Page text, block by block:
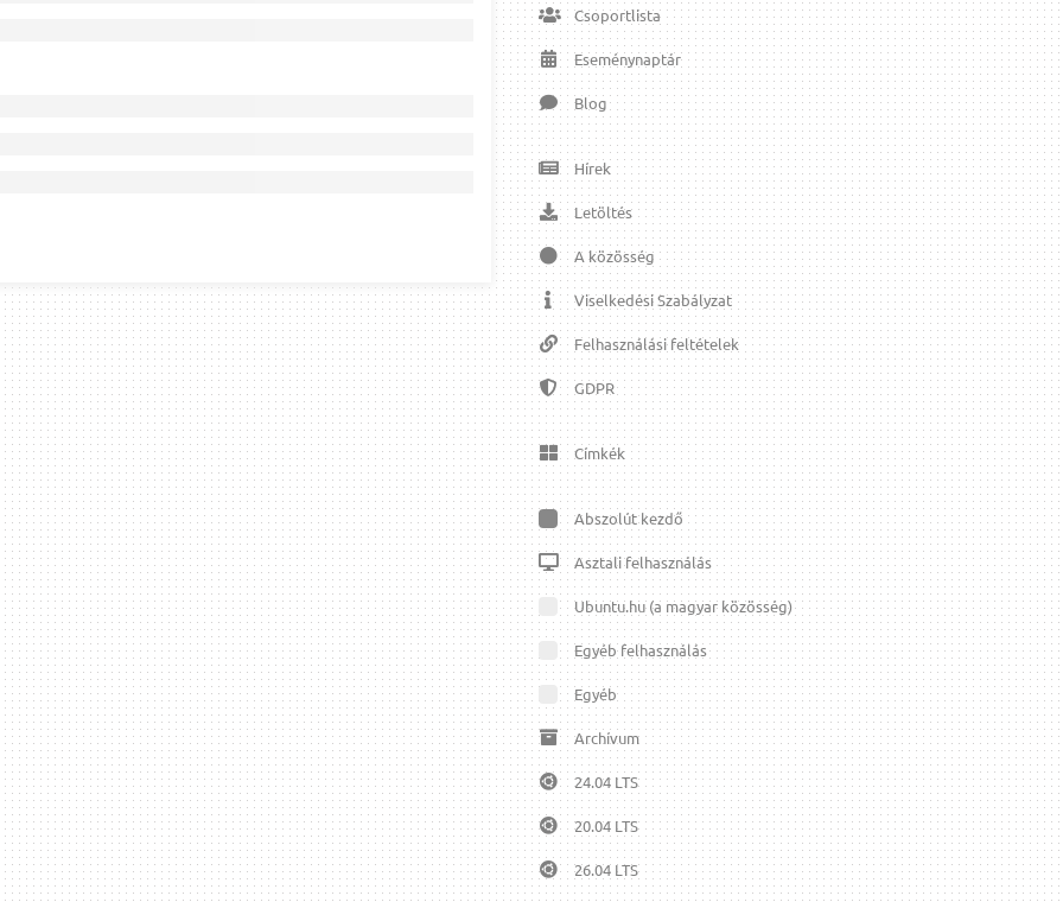
Csoportlista
Eseménynaptár
Blog
Hírek
Letöltés
A közösség
Viselkedési Szabályzat
Felhasználási feltételek
GDPR
Címkék
Abszolút kezdő
Asztali felhasználás
Ubuntu.hu (a magyar közösség)
Egyéb felhasználás
Egyéb
Archívum
24.04 LTS
20.04 LTS
26.04 LTS